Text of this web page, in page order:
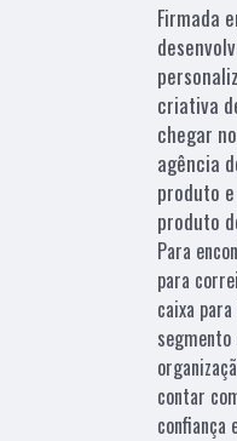
Firmada
criativa
chegar
agência
produto
produto
Para
para
caixa
segmento
contar
confiança